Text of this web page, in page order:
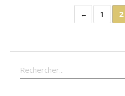
1
2
Rechercher